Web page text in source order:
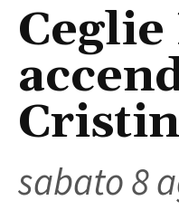
sabato 8